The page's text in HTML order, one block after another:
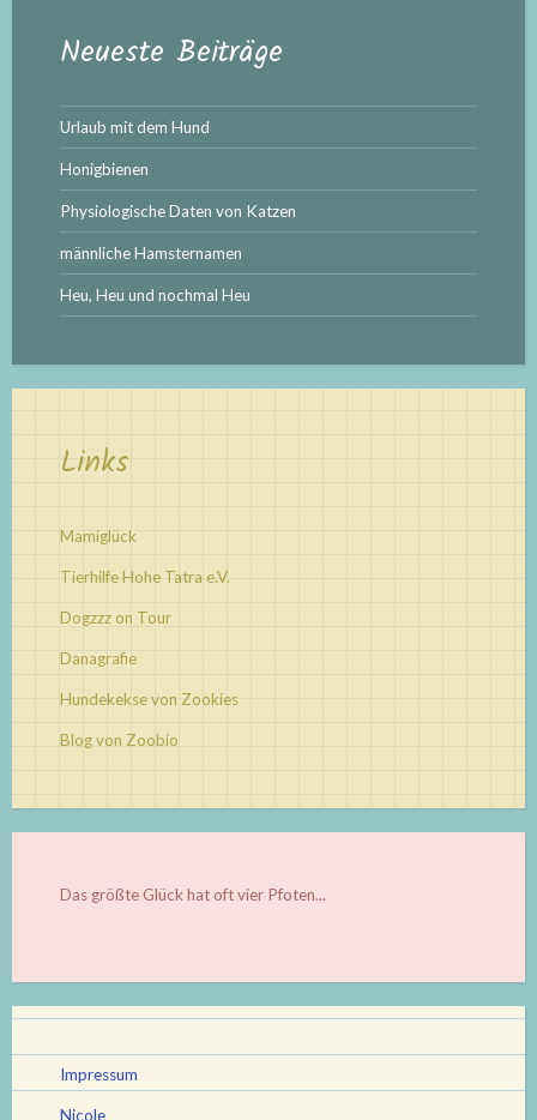
Neueste Beiträge
Urlaub mit dem Hund
Honigbienen
Physiologische Daten von Katzen
männliche Hamsternamen
Heu, Heu und nochmal Heu
Links
Mamiglück
Tierhilfe Hohe Tatra e.V.
Dogzzz on Tour
Danagrafie
Hundekekse von Zookies
Blog von Zoobio
Das größte Glück hat oft vier Pfoten...
Impressum
Nicole